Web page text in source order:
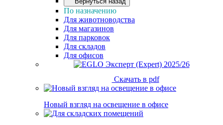
По назначению
Для животноводства
Для магазинов
Для парковок
Для складов
Для офисов
Скачать в pdf
Новый взгляд на освещение в офисе